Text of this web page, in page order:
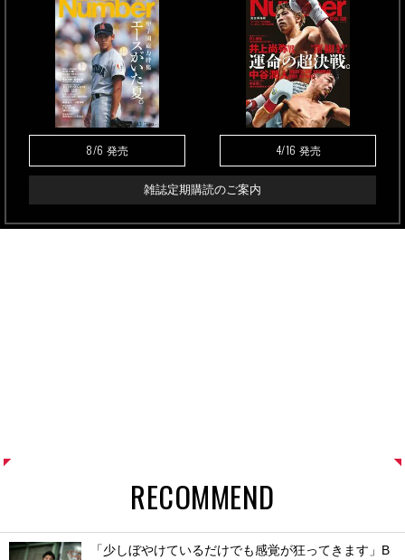
8/6 発売 4/16 発売
雑誌定期購読のご案内
RECOMMEND
「少しぼやけているだけでも感覚が狂ってきます」B